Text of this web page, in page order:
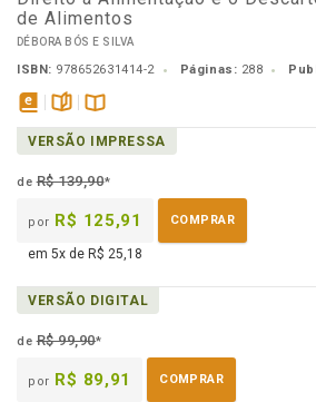
de Alimentos
DÉBORA BÓS E SILVA
ISBN: 978652631414-2 Páginas: 288
disponível
em
páginasDisponível
na
VERSÃO IMPRESSA
deR$ 139,90*
por R$ 125,91 COMPRAR
em 5x de R$ 25,18
VERSÃO DIGITAL
deR$ 99,90*
por R$ 89,91 COMPRAR